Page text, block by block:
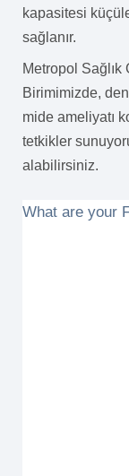
kapasitesi
sağlanır.
Metropol
Birimimizde,
mide ameliyatı
tetkikler
alabilirsiniz.
What are your